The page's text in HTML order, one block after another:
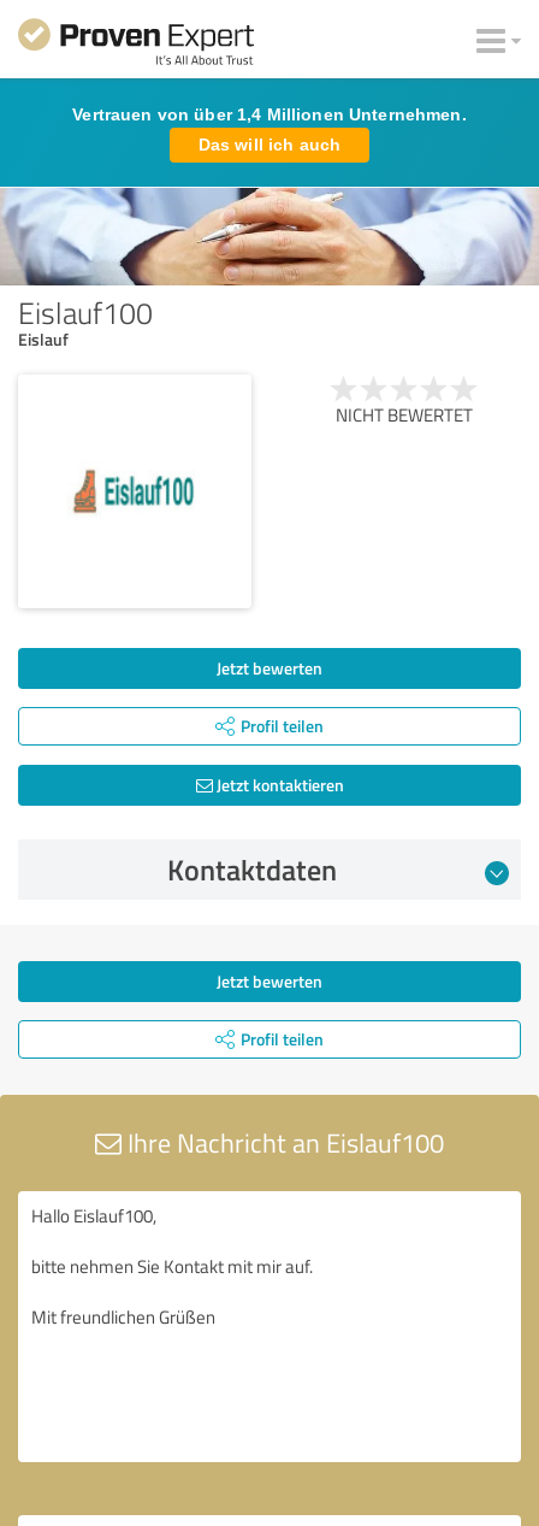
Vertrauen von über 1,4 Millionen Unternehmen.
Das will ich auch
Eislauf100
Eislauf
NICHT BEWERTET
Jetzt bewerten
Profil teilen
Jetzt kontaktieren
Kontaktdaten
Jetzt bewerten
Profil teilen
Ihre Nachricht an Eislauf100